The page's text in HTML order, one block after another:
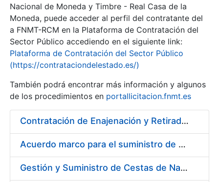
Nacional de Moneda y Timbre - Real Casa de la
Moneda, puede acceder al perfil del contratante del
a FNMT-RCM en la Plataforma de Contratación del
Sector Público accediendo en el siguiente link:
Plataforma de Contratación del Sector Público
(https://contrataciondelestado.es/)
También podrá encontrar más información y algunos
de los procedimientos en portallicitacion.fnmt.es
Contratación de Enajenación y Retirada de Chatarra de Hierro, Acero y Chapa de la RCM-FNMT
Acuerdo marco para el suministro de material de electricidad para la FNMT RCM en su sede de Madrid
Gestión y Suministro de Cestas de Navidad para los trabajadores de la Fábrica Nacional de Moneda y Timbre-Real Casa de la Moneda (FNMT-RCM) para el año 2021